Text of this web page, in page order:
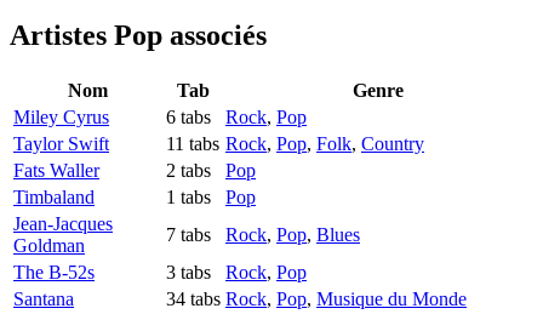
Artistes Pop associés
Nom Tab
Genre
Miley Cyrus
6 tabs Rock, Pop
Taylor Swift
11 tabs Rock, Pop, Folk, Country
Fats Waller
2 tabs
Pop
Timbaland
1 tabs
Pop
Jean-Jacques
Goldman
7 tabs Rock, Pop, Blues
The B-52s
3 tabs Rock, Pop
Santana
34 tabs Rock, Pop, Musique du Monde